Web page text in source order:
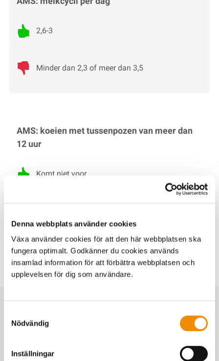
Denna webbplats använder cookies
Växa använder cookies för att den här webbplatsen ska
fungera optimalt. Godkänner du cookies används
insamlad information för att förbättra webbplatsen och
upplevelsen för dig som användare.
Nödvändig
Inställningar
2,6-3
Minder dan 2,3 of meer dan 3,5
AMS: koeien met tussenpozen van meer dan
12 uur
Komt niet voor